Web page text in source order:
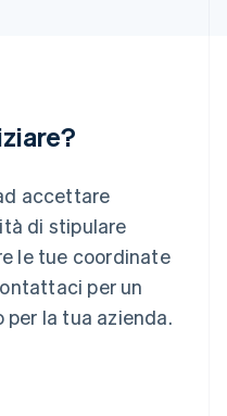
accettare
di stipulare
le tue coordinate
per un
la tua azienda.